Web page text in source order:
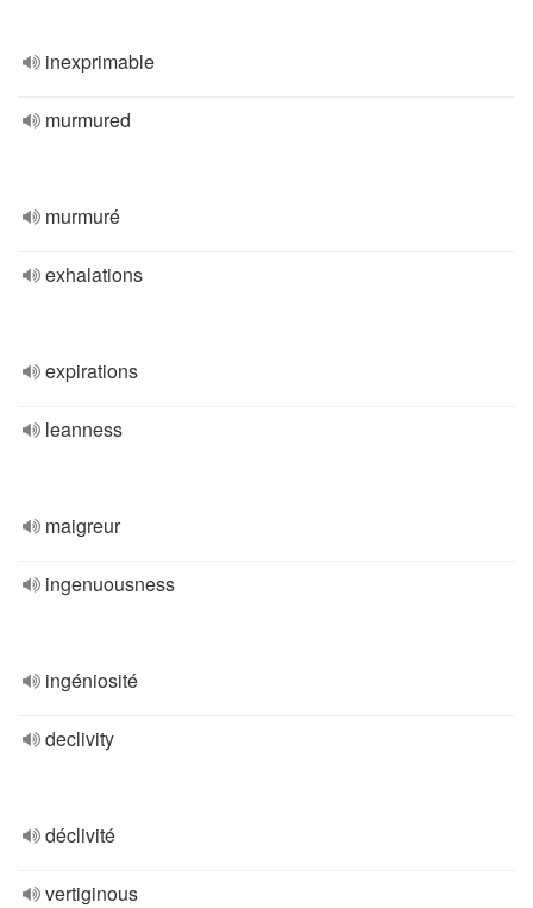
inexprimable
murmured
murmuré
exhalations
expirations
leanness
maigreur
ingenuousness
ingéniosité
declivity
déclivité
vertiginous